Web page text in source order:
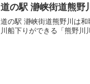
道の駅 瀞峡街道熊野
道の駅 瀞峡街道熊野川は
川船下りができる「熊野川